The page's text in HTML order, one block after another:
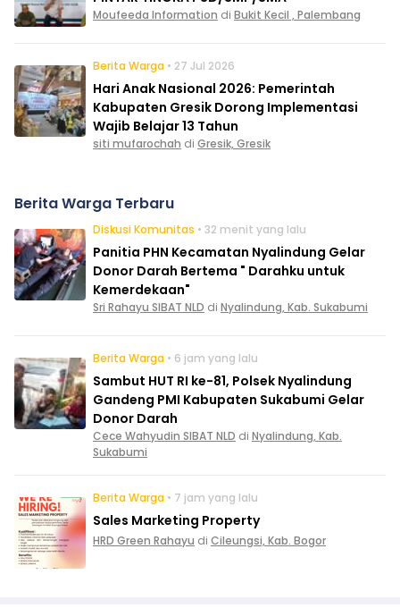
Moufeeda Information di Bukit Kecil , Palembang
Berita Warga • 27 Jul 2026
Hari Anak Nasional 2026: Pemerintah
Kabupaten Gresik Dorong Implementasi
Wajib Belajar 13 Tahun
siti mufarochah di Gresik, Gresik
Berita Warga Terbaru
Diskusi Komunitas • 32 menit yang lalu
Panitia PHN Kecamatan Nyalindung Gelar
Donor Darah Bertema " Darahku untuk
Kemerdekaan"
Sri Rahayu SIBAT NLD di Nyalindung, Kab. Sukabumi
Berita Warga • 6 jam yang lalu
Sambut HUT RI ke-81, Polsek Nyalindung
Gandeng PMI Kabupaten Sukabumi Gelar
Donor Darah
Cece Wahyudin SIBAT NLD di Nyalindung, Kab.
Sukabumi
Berita Warga • 7 jam yang lalu
Sales Marketing Property
HRD Green Rahayu di Cileungsi, Kab. Bogor